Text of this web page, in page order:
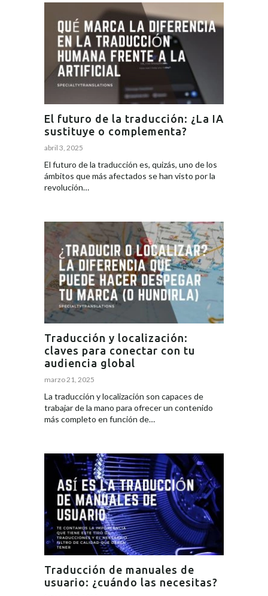
El futuro de la traducción: ¿La IA
sustituye o complementa?
abril 3, 2025
El futuro de la traducción es, quizás, uno de los
ámbitos que más afectados se han visto por la
revolución…
Traducción y localización:
claves para conectar con tu
audiencia global
marzo 21, 2025
La traducción y localización son capaces de
trabajar de la mano para ofrecer un contenido
más completo en función de…
Traducción de manuales de
usuario: ¿cuándo las necesitas?